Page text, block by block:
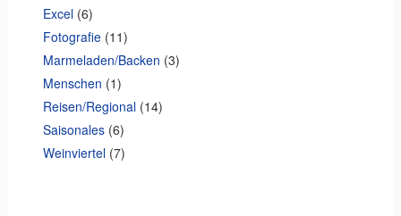
Excel(6)
Fotografie(11)
Marmeladen/Backen (3)
Menschen (1)
Reisen/Regional(14)
Saisonales(6)
Weinviertel(7)